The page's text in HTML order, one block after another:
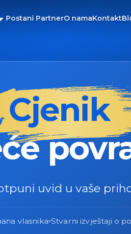
Postani PartnerO namaKontakt
Cjenik
uvid u vaše
vlasnika Stvarni izvještaji o